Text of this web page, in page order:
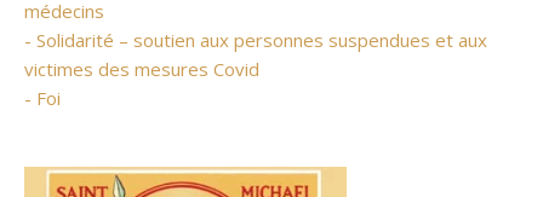
médecins
- Solidarité – soutien aux personnes suspendues et aux
victimes des mesures Covid
- Foi